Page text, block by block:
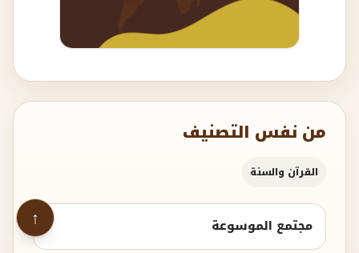
من نفس التصنيف
القرآن والسنة
مجتمع الموسوعة ↑